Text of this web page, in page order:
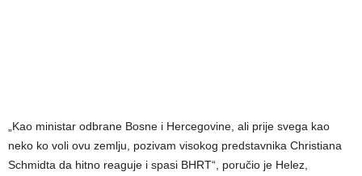
„Kao ministar odbrane Bosne i Hercegovine, ali prije svega kao
neko ko voli ovu zemlju, pozivam visokog predstavnika Christiana
Schmidta da hitno reaguje i spasi BHRT“, poručio je Helez,